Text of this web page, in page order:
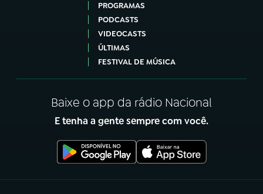
PROGRAMAS
PODCASTS
VIDEOCASTS
ÚLTIMAS
FESTIVAL DE MÚSICA
Baixe o app da rádio Nacional
E tenha a gente sempre com você.